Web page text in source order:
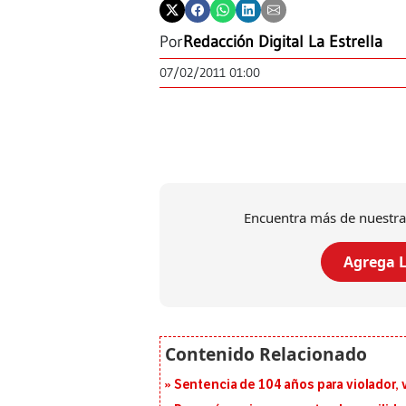
PorRedacción Digital La Estrella
07/02/2011 01:00
Encuentra más de
Agrega
Sentencia de 104 años para